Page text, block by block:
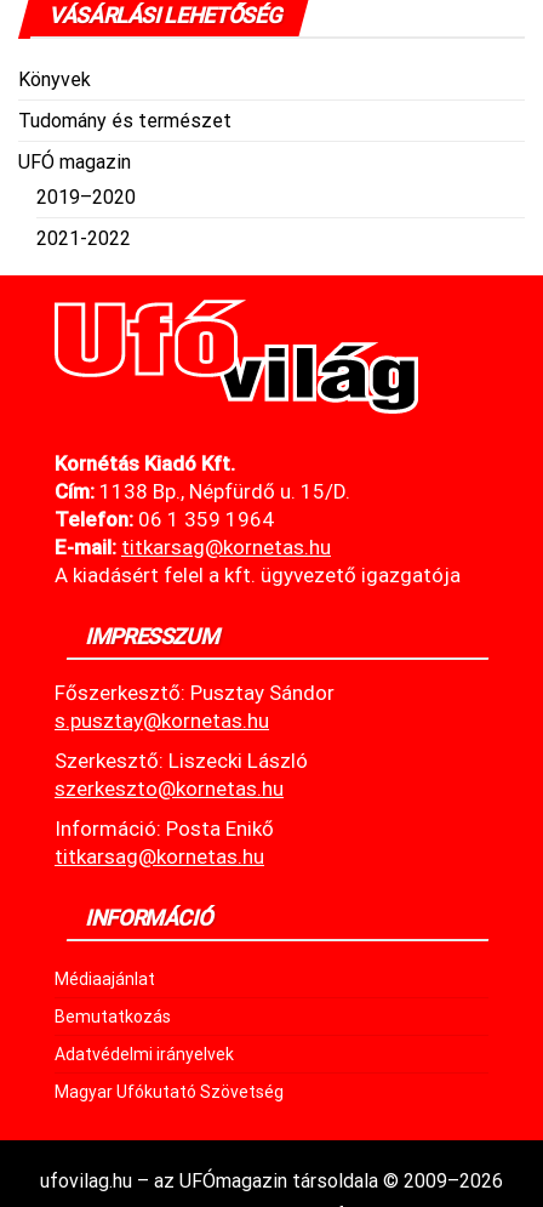
VÁSÁRLÁSI LEHETŐSÉG
Könyvek
Tudomány és természet
UFÓ magazin
2019–2020
2021-2022
Kornétás Kiadó Kft.
Cím: 1138 Bp., Népfürdő u. 15/D.
Telefon: 06 1 359 1964
E-mail: titkarsag@kornetas.hu
A kiadásért felel a kft. ügyvezető igazgatója
IMPRESSZUM
Főszerkesztő: Pusztay Sándor
s.pusztay@kornetas.hu
Szerkesztő: Liszecki László
szerkeszto@kornetas.hu
Információ: Posta Enikő
titkarsag@kornetas.hu
INFORMÁCIÓ
Médiaajánlat
Bemutatkozás
Adatvédelmi irányelvek
Magyar Ufókutató Szövetség
ufovilag.hu – az UFÓmagazin társoldala © 2009–2026